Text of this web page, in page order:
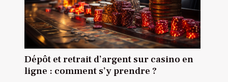
Dépôt et retrait d’argent sur casino en
ligne : comment s’y prendre ?